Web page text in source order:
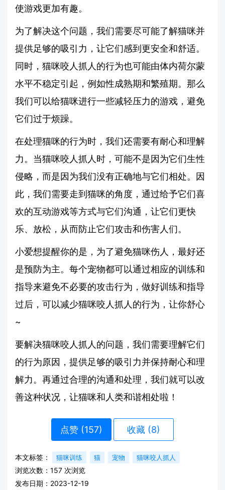
使游戏更加有趣。
为了解决这个问题，我们需要尽可能了解猫咪并
提供足够的吸引力，让它们感到更安全和舒适。
同时，猫咪咬人抓人的行为也可能由体内荷尔蒙
水平不稳定引起，例如性成熟期和繁殖期。那么
我们可以给猫咪进行一些减轻压力的游戏，避免
它们过于烦躁。
在处理猫咪的行为时，我们还需要有耐心和理解
力。当猫咪咬人抓人时，可能不是因为它们生性
侵略，而是因为我们没有正确地与它们相处。因
此，我们需要走到猫咪的角度，通过给予它们喜
欢的互动游戏等方式与它们沟通，让它们更快
乐、放松，从而防止它们攻击和伤害人们。
小爱想提醒你的是，为了避免猫咪伤人，最好还
是预防为主。每个宠物都可以通过相应的训练和
指导来避免不必要的攻击行为，做好训练和指导
过后，可以减少猫咪咬人抓人的行为，让你舒心
~
要解决猫咪咬人抓人的问题，我们需要理解它们
的行为原因，提供足够的吸引力并保持耐心和理
解力。再通过合理的沟通和处理，我们就可以改
善这种状况，让猫咪和人类和谐相处啦！
点赞 (157) 收藏 (8)
本文标签： 猫咪训练 猫 宠物 猫咪咬人抓人
浏览次数： 157 次浏览
发布日期：2023-12-19